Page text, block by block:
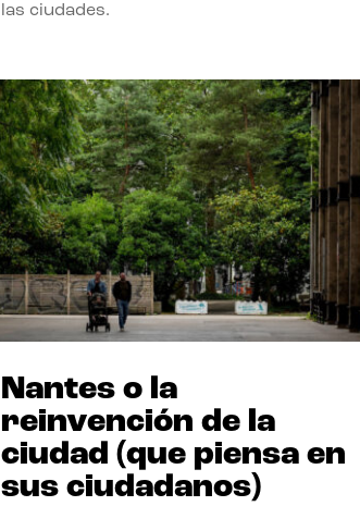
las ciudades.
Nantes o la
reinvención de la
ciudad (que piensa en
sus ciudadanos)